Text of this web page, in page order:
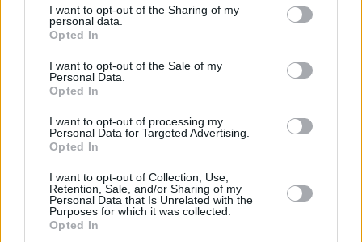
I want to opt-out of the Sharing of my
personal data.
Opted In
I want to opt-out of the Sale of my
Personal Data.
Opted In
I want to opt-out of processing my
Personal Data for Targeted Advertising.
Opted In
I want to opt-out of Collection, Use,
Retention, Sale, and/or Sharing of my
Personal Data that Is Unrelated with the
Purposes for which it was collected.
Opted In
Bologna-Taranto e dall’autostrada A13 Bologna-Padova e diretti a
Casalecchio di Reno, di uscire alla stazione autostradale di Bologna
Arcoveggio, percorrere la Tangenziale di Bologna e prendere lo
svincolo 1 Nuova Bazzanese. Agli utenti provenienti dall’autostrada
A14 Bologna-Taranto, e diretti verso Firenze, si consiglia di uscire
alla stazione autostradale di Bologna Arcoveggio, percorrere la
Tangenziale di Bologna e rientrare in autostrada dalla stazione di
Bologna Casalecchio.
-Chiusura allacciamento A13/A14 per chi proviene da Padova, dalle
23:00 di martedì 30 alle 6:00 di mercoledì 31 luglio.
In alternativa si consiglia di uscire ad Arcoveggio e di rientrare a